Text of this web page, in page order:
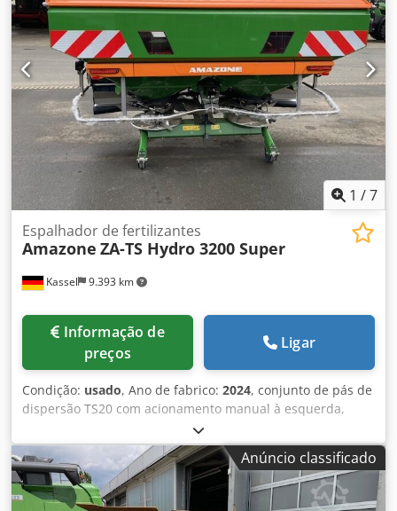
Iluminação LED Djdpfx Ast Dwh Roamjkr
1 /7
Kassel 9.393 km
Espalhador de fertilizantes
Amazone ZA-TS Hydro 3200 Super
preços
Ligar
Condição: usado, Ano de fabrico: 2024, conjunto de pás de
dispersão TS20 com acionamento manual à esquerda,
conjunto de pás de dispersão TS20 / à direita acionamento
hidráulico à esquerda com AutoTS e FlowControl ProfiSPro,
acionamento hidráulico / à direita com AutoTS e
FlowControl ProfiSPro, disco principal à esquerda com
AutoTS / disco principal à direita Dedpfetrdzwex Aamjkr
Anúncio classificado